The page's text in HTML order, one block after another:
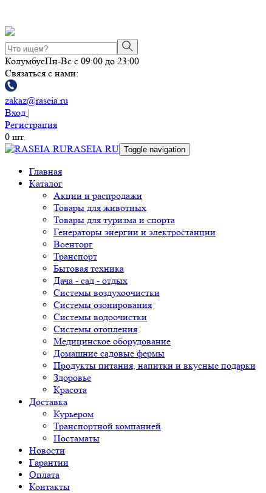
КолумбусПн-Вс с 09:00 до 23:00
Связаться с нами:
zakaz@raseia.ru
Вход |
Регистрация
0 шт.
RASEIA.RU Toggle navigation
Главная
Каталог
Акции и распродажи
Товары для животных
Товары для туризма и спорта
Генераторы энергии и электростанции
Военторг
Транспорт
Бытовая техника
Дача - сад - отдых
Системы воздухоочистки
Системы озонирования
Системы водоочистки
Системы отопления
Медицинское оборудование
Домашние садовые фермы
Продукты питания, напитки и вкусные подарки
Здоровье
Красота
Доставка
Курьером
Транспортной компанией
Постаматы
Новости
Гарантии
Оплата
Контакты